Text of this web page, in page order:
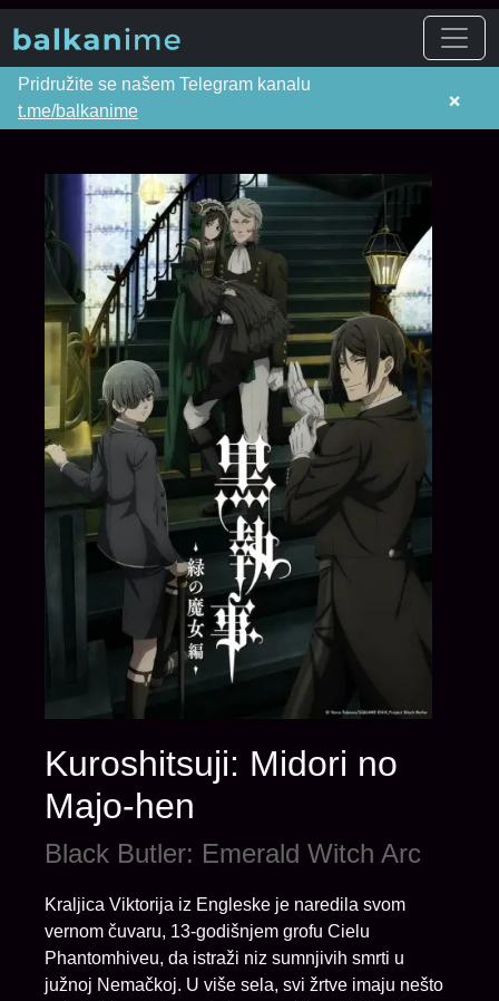
Pridružite se našem Telegram kanalu
t.me/balkanime
×
Kuroshitsuji: Midori no
Majo-hen
Black Butler: Emerald Witch Arc
Kraljica Viktorija iz Engleske je naredila svom
vernom čuvaru, 13-godišnjem grofu Cielu
Phantomhiveu, da istraži niz sumnjivih smrti u
južnoj Nemačkoj. U više sela, svi žrtve imaju nešto